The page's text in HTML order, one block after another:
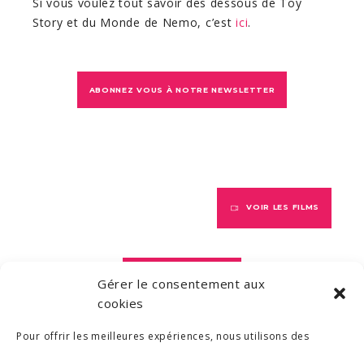
Gérer le consentement aux
cookies
Pour offrir les meilleures expériences, nous utilisons des
Story et du Monde de Nemo, c’estici.
ABONNEZ VOUS À NOTRE NEWSLETTER
VOIR LES FILMS